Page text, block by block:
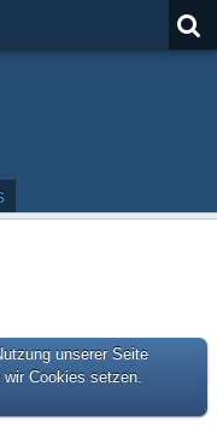
unserer Seite
Cookies setzen.